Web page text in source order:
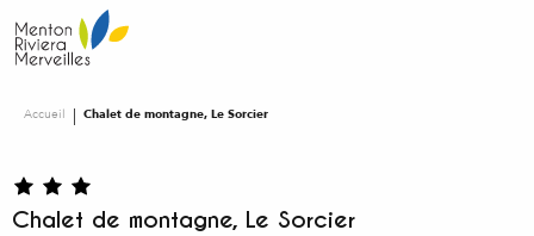
au
contenu
Accueil Chalet de montagne, Le Sorcier
Chalet de montagne, Le Sorcier